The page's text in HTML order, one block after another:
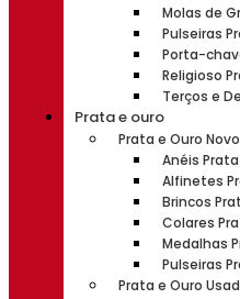
Molas de
Pulseiras
Porta-
Religioso
Terços e
Prata e ouro
Prata e Ouro Novo
Anéis
Alfinetes
Brincos
Colares
Medalhas
Pulseiras
Prata e Ouro